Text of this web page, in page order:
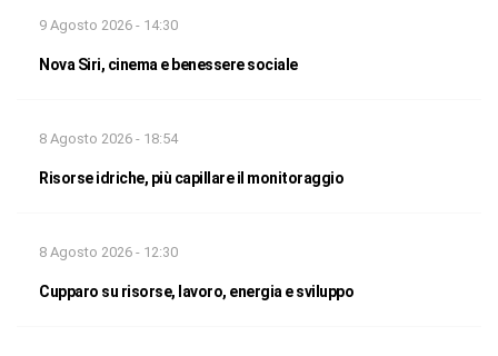
9 Agosto 2026 - 14:30
Nova Siri, cinema e benessere sociale
8 Agosto 2026 - 18:54
Risorse idriche, più capillare il monitoraggio
8 Agosto 2026 - 12:30
Cupparo su risorse, lavoro, energia e sviluppo